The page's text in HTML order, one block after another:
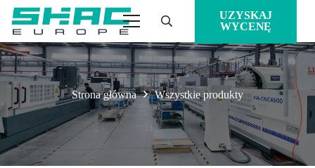
UZYSKAJ
WYCENĘ
Strona główna Wszystkie produkty